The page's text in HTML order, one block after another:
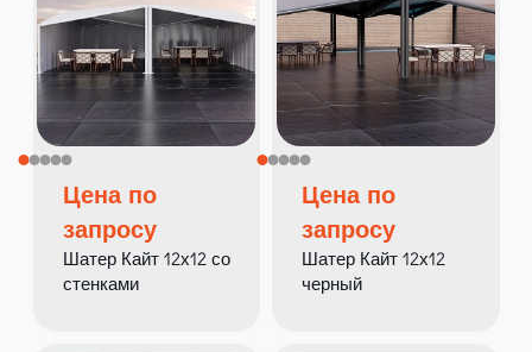
Цена по
запросу
Шатер Кайт 12х12 со
стенками
Цена по
запросу
Шатер Кайт 12х12
черный